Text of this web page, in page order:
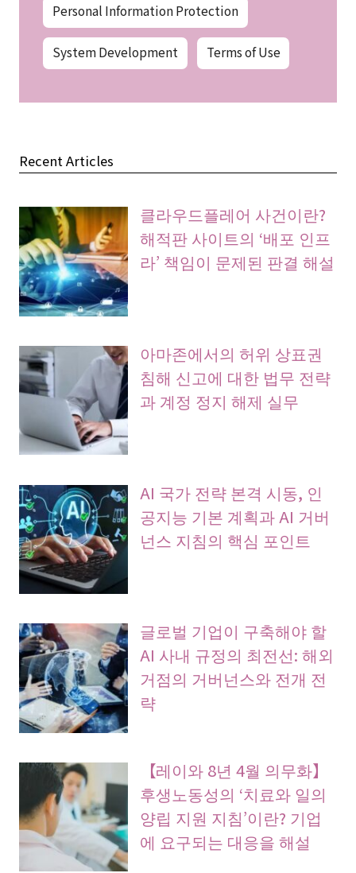
Personal Information Protection
System Development Terms of Use
Recent Articles
클라우드플레어 사건이란?
해적판 사이트의 ‘배포 인프
라’ 책임이 문제된 판결 해설
아마존에서의 허위 상표권
침해 신고에 대한 법무 전략
과 계정 정지 해제 실무
AI 국가 전략 본격 시동, 인
공지능 기본 계획과 AI 거버
넌스 지침의 핵심 포인트
글로벌 기업이 구축해야 할
AI 사내 규정의 최전선: 해외
거점의 거버넌스와 전개 전
략
【레이와 8년 4월 의무화】
후생노동성의 ‘치료와 일의
양립 지원 지침’이란? 기업
에 요구되는 대응을 해설